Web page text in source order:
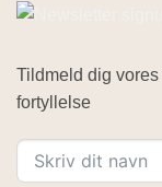
Tildmeld dig
fortyllelse